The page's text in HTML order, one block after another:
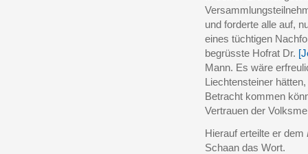
und forderte alle auf,
eines tüchtigen
begrüsste Hofrat Dr.
Mann. Es wäre
Liechtensteiner
Betracht kommen
Vertrauen der
Hierauf erteilte er dem
Schaan das Wort.